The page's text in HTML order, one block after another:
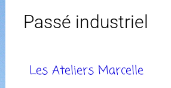
Passé industriel
Les Ateliers Marcelle